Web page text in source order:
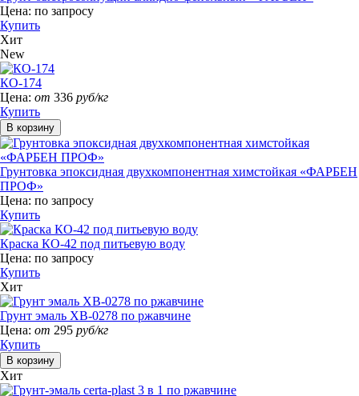
Цена: по запросу
Купить
Хит
New
КО-174
Цена: от 336 руб/кг
Купить
Грунтовка эпоксидная двухкомпонентная химстойкая «ФАРБЕН
ПРОФ»
Цена: по запросу
Купить
Краска КО-42 под питьевую воду
Цена: по запросу
Купить
Хит
Грунт эмаль ХВ-0278 по ржавчине
Цена: от 295 руб/кг
Купить
Хит